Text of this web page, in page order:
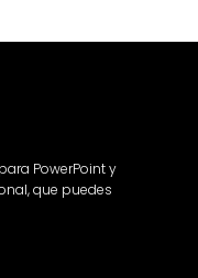
PowerPoint y
que puedes